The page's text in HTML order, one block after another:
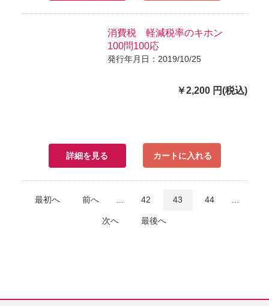
消費税 軽減税率のキホン
100問100応
発行年月日：2019/10/25
￥2,200 円(税込)
詳細を見る カートに入れる
最初へ 前へ 42 43 44
次へ 最後へ